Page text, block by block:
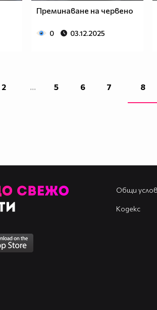
Преминаване на червено
0 03.12.2025
2 ... 5 6 7 8
Общи
Кодекс